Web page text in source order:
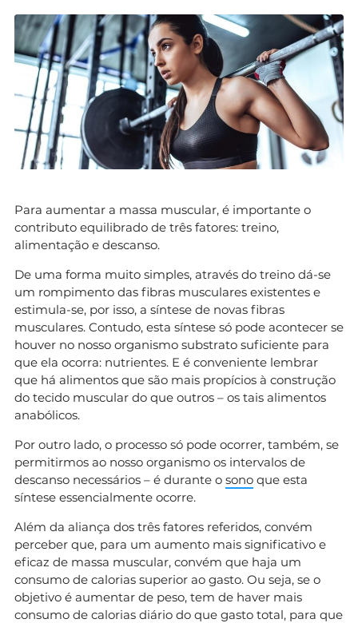
Para aumentar a massa muscular, é importante o
contributo equilibrado de três fatores: treino,
alimentação e descanso.
De uma forma muito simples, através do treino dá-se
um rompimento das fibras musculares existentes e
estimula-se, por isso, a síntese de novas fibras
musculares. Contudo, esta síntese só pode acontecer se
houver no nosso organismo substrato suficiente para
que ela ocorra: nutrientes. E é conveniente lembrar
que há alimentos que são mais propícios à construção
do tecido muscular do que outros – os tais alimentos
anabólicos.
Por outro lado, o processo só pode ocorrer, também, se
permitirmos ao nosso organismo os intervalos de
descanso necessários – é durante o sono que esta
síntese essencialmente ocorre.
Além da aliança dos três fatores referidos, convém
perceber que, para um aumento mais significativo e
eficaz de massa muscular, convém que haja um
consumo de calorias superior ao gasto. Ou seja, se o
objetivo é aumentar de peso, tem de haver mais
consumo de calorias diário do que gasto total, para que